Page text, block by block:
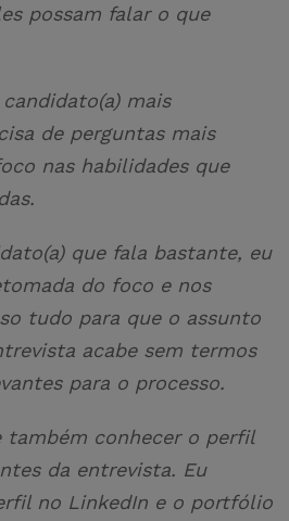
possam falar o que
mais
de perguntas mais
nas habilidades que
que fala bastante, eu
do foco e nos
tudo para que o assunto
acabe sem termos
para o processo.
também conhecer o perfil
da entrevista. Eu
no LinkedIn e o portfólio